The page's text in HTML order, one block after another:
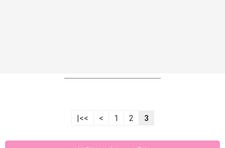
----------------------------------------------------------------
|<< < 1 2 3